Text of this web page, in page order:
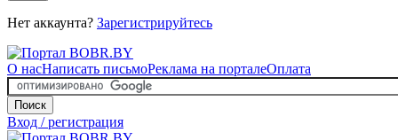
Нет аккаунта? Зарегистрируйтесь
О насНаписать письмоРеклама на порталеОплата
Поиск
Вход / регистрация